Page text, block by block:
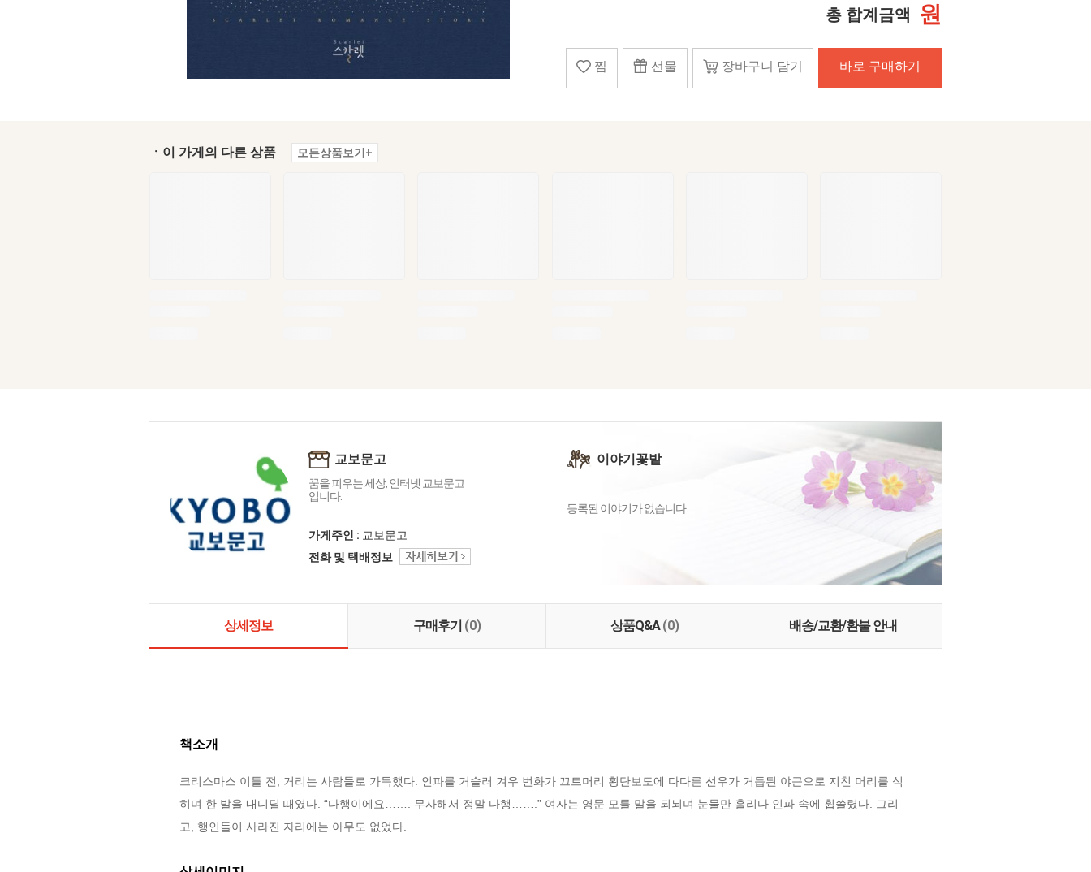
총 합계금액 원
찜 선물 장바구니 담기 바로 구매하기
ㆍ이 가게의 다른 상품 모든상품보기+
교보문고
꿈을 피우는 세상, 인터넷 교보문고
입니다.
가게주인 : 교보문고
전화 및 택배정보
이야기꽃밭
등록된 이야기가 없습니다.
상세정보 구매후기 (0) 상품Q&A(0) 배송/교환/환불 안내
책소개
크리스마스 이틀 전, 거리는 사람들로 가득했다. 인파를 거슬러 겨우 번화가 끄트머리 횡단보도에 다다른 선우가 거듭된 야근으로 지친 머리를 식
히며 한 발을 내디딜 때였다. “다행이에요……. 무사해서 정말 다행…….” 여자는 영문 모를 말을 되뇌며 눈물만 흘리다 인파 속에 휩쓸렸다. 그리
고, 행인들이 사라진 자리에는 아무도 없었다.